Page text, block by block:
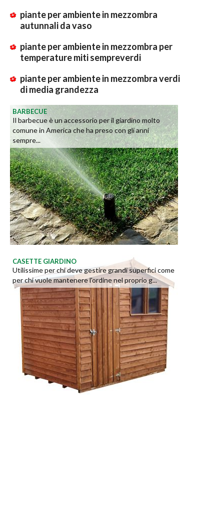
piante per ambiente in mezzombra
autunnali da vaso
piante per ambiente in mezzombra per
temperature miti sempreverdi
piante per ambiente in mezzombra verdi
di media grandezza
BARBECUE
Il barbecue è un accessorio per il giardino molto
comune in America che ha preso con gli anni
sempre...
CASETTE GIARDINO
Utilissime per chi deve gestire grandi superfici come
per chi vuole mantenere l'ordine nel proprio g...